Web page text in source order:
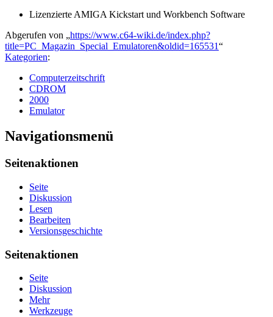
Lizenzierte AMIGA Kickstart und Workbench Software
Abgerufen von „https://www.c64-wiki.de/index.php?
title=PC_Magazin_Special_Emulatoren&oldid=165531“
Kategorien:
Computerzeitschrift
CDROM
2000
Emulator
Navigationsmenü
Seitenaktionen
Seite
Diskussion
Lesen
Bearbeiten
Versionsgeschichte
Seitenaktionen
Seite
Diskussion
Mehr
Werkzeuge